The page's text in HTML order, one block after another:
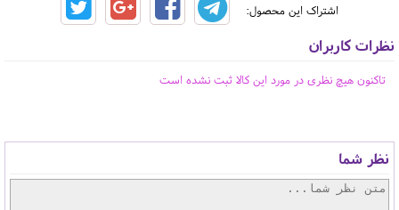
اشتراک این محصول:
نظرات کاربران
تاکنون هیچ نظری در مورد این کالا ثبت نشده است
نظر شما